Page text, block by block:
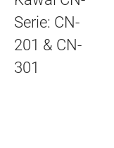
Serie: CN-
201 & CN-
301